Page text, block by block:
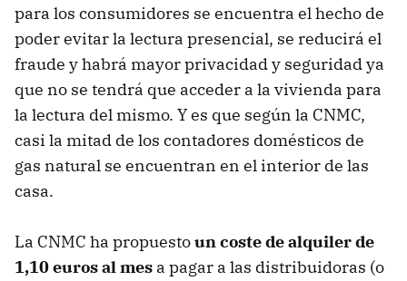
para los consumidores se encuentra el hecho de
poder evitar la lectura presencial, se reducirá el
fraude y habrá mayor privacidad y seguridad ya
que no se tendrá que acceder a la vivienda para
la lectura del mismo. Y es que según la CNMC,
casi la mitad de los contadores domésticos de
gas natural se encuentran en el interior de las
casa.
La CNMC ha propuestoun coste de alquiler de
1,10 euros al mes a pagar a las distribuidoras (o